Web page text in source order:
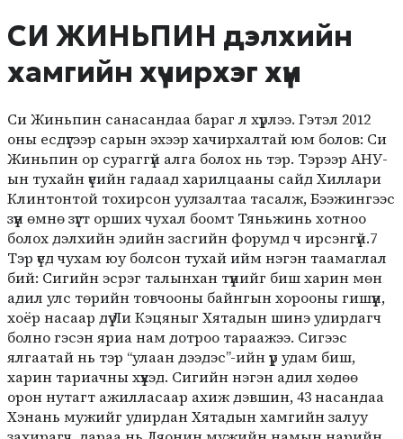
СИ ЖИНЬПИН дэлхийн
хамгийн хүчирхэг хүн
Си Жиньпин санасандаа бараг л хүрлээ. Гэтэл 2012
оны есдүгээр сарын эхээр хачирхалтай юм болов: Си
Жиньпин ор сураггүй алга болох нь тэр. Тэрээр АНУ-
ын тухайн үеийн гадаад харилцааны сайд Хиллари
Клинтонтой тохирсон уулзалтаа тасалж, Бээжингээс
зүүн өмнө зүгт орших чухал боомт Тяньжинь хотноо
болох дэлхийн эдийн засгийн форумд ч ирсэнгүй.7
Тэр үед чухам юу болсон тухай ийм нэгэн таамаглал
бий: Сигийн эсрэг талынхан түүнийг биш харин мөн
адил улс төрийн товчооны байнгын хорооны гишүүн,
хоёр насаар дүү Ли Кэцяныг Хятадын шинэ удирдагч
болно гэсэн яриа нам дотроо тараажээ. Сигээс
ялгаатай нь тэр “улаан дээдэс”-ийн үр удам биш,
харин тариачны хүүхэд. Сигийн нэгэн адил хөдөө
орон нутагт ажилласаар ахиж дэвшин, 43 насандаа
Хэнань мужийг удирдан Хятадын хамгийн залуу